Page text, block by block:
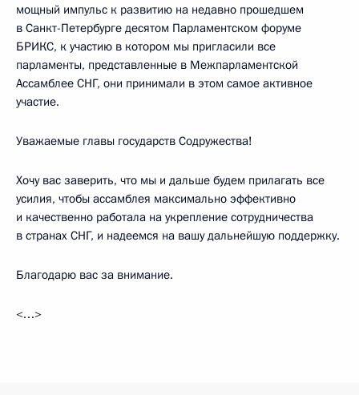
мощный импульс к развитию на недавно прошедшем
в Санкт-Петербурге десятом Парламентском форуме
БРИКС, к участию в котором мы пригласили все
парламенты, представленные в Межпарламентской
Ассамблее СНГ, они принимали в этом самое активное
участие.
Уважаемые главы государств Содружества!
Хочу вас заверить, что мы и дальше будем прилагать все
усилия, чтобы ассамблея максимально эффективно
и качественно работала на укрепление сотрудничества
в странах СНГ, и надеемся на вашу дальнейшую поддержку.
Благодарю вас за внимание.
<…>